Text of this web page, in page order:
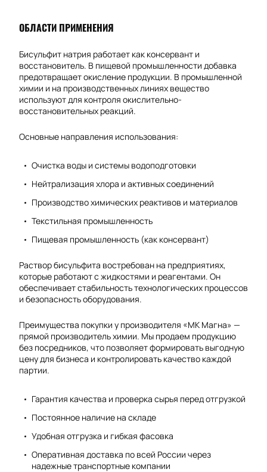
ОБЛАСТИ ПРИМЕНЕНИЯ
Бисульфит натрия работает как консервант и
восстановитель. В пищевой промышленности добавка
предотвращает окисление продукции. В промышленной
химии и на производственных линиях вещество
используют для контроля окислительно-
восстановительных реакций.
Основные направления использования:
Очистка воды и системы водоподготовки
Нейтрализация хлора и активных соединений
Производство химических реактивов и материалов
Текстильная промышленность
Пищевая промышленность (как консервант)
Раствор бисульфита востребован на предприятиях,
которые работают с жидкостями и реагентами. Он
обеспечивает стабильность технологических процессов
и безопасность оборудования.
Преимущества покупки у производителя «МК Магна» —
прямой производитель химии. Мы продаем продукцию
без посредников, что позволяет формировать выгодную
цену для бизнеса и контролировать качество каждой
партии.
Гарантия качества и проверка сырья перед отгрузкой
Постоянное наличие на складе
Удобная отгрузка и гибкая фасовка
Оперативная доставка по всей России через
надежные транспортные компании